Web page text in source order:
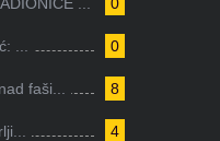
0
...
8
faši...
4